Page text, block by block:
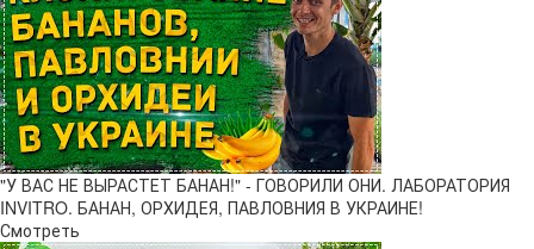
"У ВАС НЕ ВЫРАСТЕТ БАНАН!" - ГОВОРИЛИ ОНИ. ЛАБОРАТОРИЯ
INVITRO. БАНАН, ОРХИДЕЯ, ПАВЛОВНИЯ В УКРАИНЕ!
Смотреть